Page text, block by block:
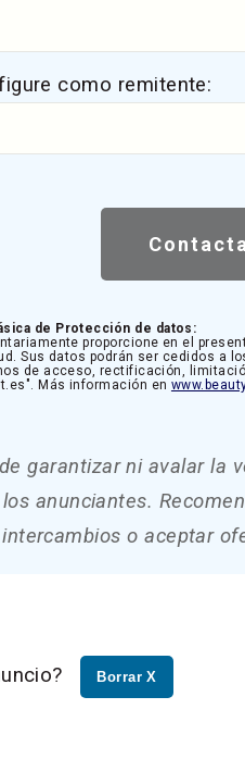
como remitente:
de Protección de datos:
proporcione en el
Sus datos podrán ser cedidos a
de acceso, rectificación,
Más información en
garantizar ni avalar la
anunciantes.
o aceptar
Borrar X